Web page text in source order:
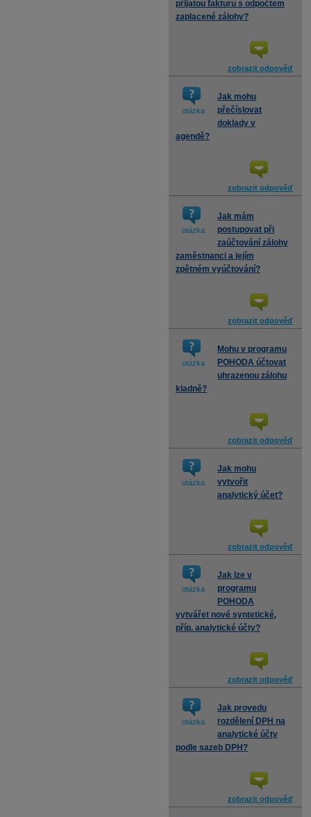
přijatou fakturu s odpočtem
zaplacené zálohy?
zobrazit odpověď
otázka
Jak mohu
přečíslovat
doklady v
agendě?
zobrazit odpověď
otázka
Jak mám
postupovat při
zaúčtování zálohy
zaměstnanci a jejím
zpětném vyúčtování?
zobrazit odpověď
otázka
Mohu v programu
POHODA účtovat
uhrazenou zálohu
kladně?
zobrazit odpověď
otázka
Jak mohu
vytvořit
analytický účet?
zobrazit odpověď
otázka
Jak lze v
programu
POHODA
vytvářet nové syntetické,
příp. analytické účty?
zobrazit odpověď
otázka
Jak provedu
rozdělení DPH na
analytické účty
podle sazeb DPH?
zobrazit odpověď